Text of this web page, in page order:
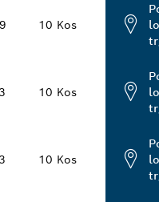
10 Kos
10 Kos
10 Kos